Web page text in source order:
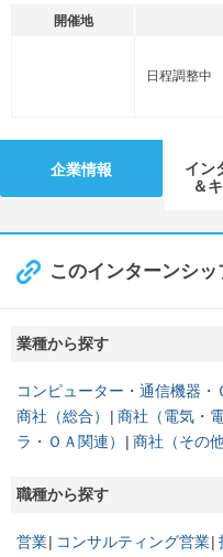
開催地
日程調整中
企業情報
イン
＆
このインターンシ
業種から探す
コンピューター・通信機器・
商社（総合）
商社（電気・
ラ・ＯＡ関連）
商社（その他
職種から探す
営業 コンサルティング営業